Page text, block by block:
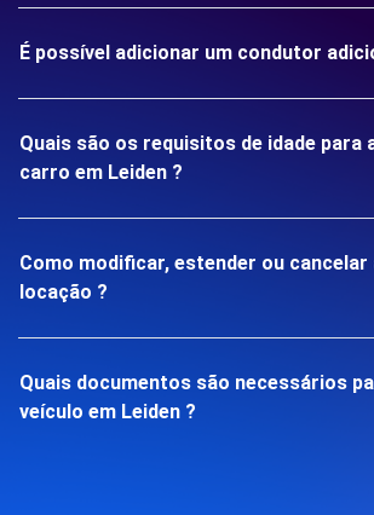
É possível adicionar um condutor
Quais são os requisitos de idade para
carro em Leiden ?
Como modificar, estender ou cancelar
locação ?
Quais documentos são necessários
veículo em Leiden ?